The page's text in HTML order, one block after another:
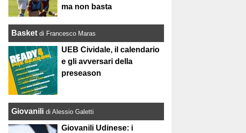
ma non basta
Basket di Francesco Maras
UEB Cividale, il calendario
e gli avversari della
preseason
Giovanili di Alessio Galetti
Giovanili Udinese: i